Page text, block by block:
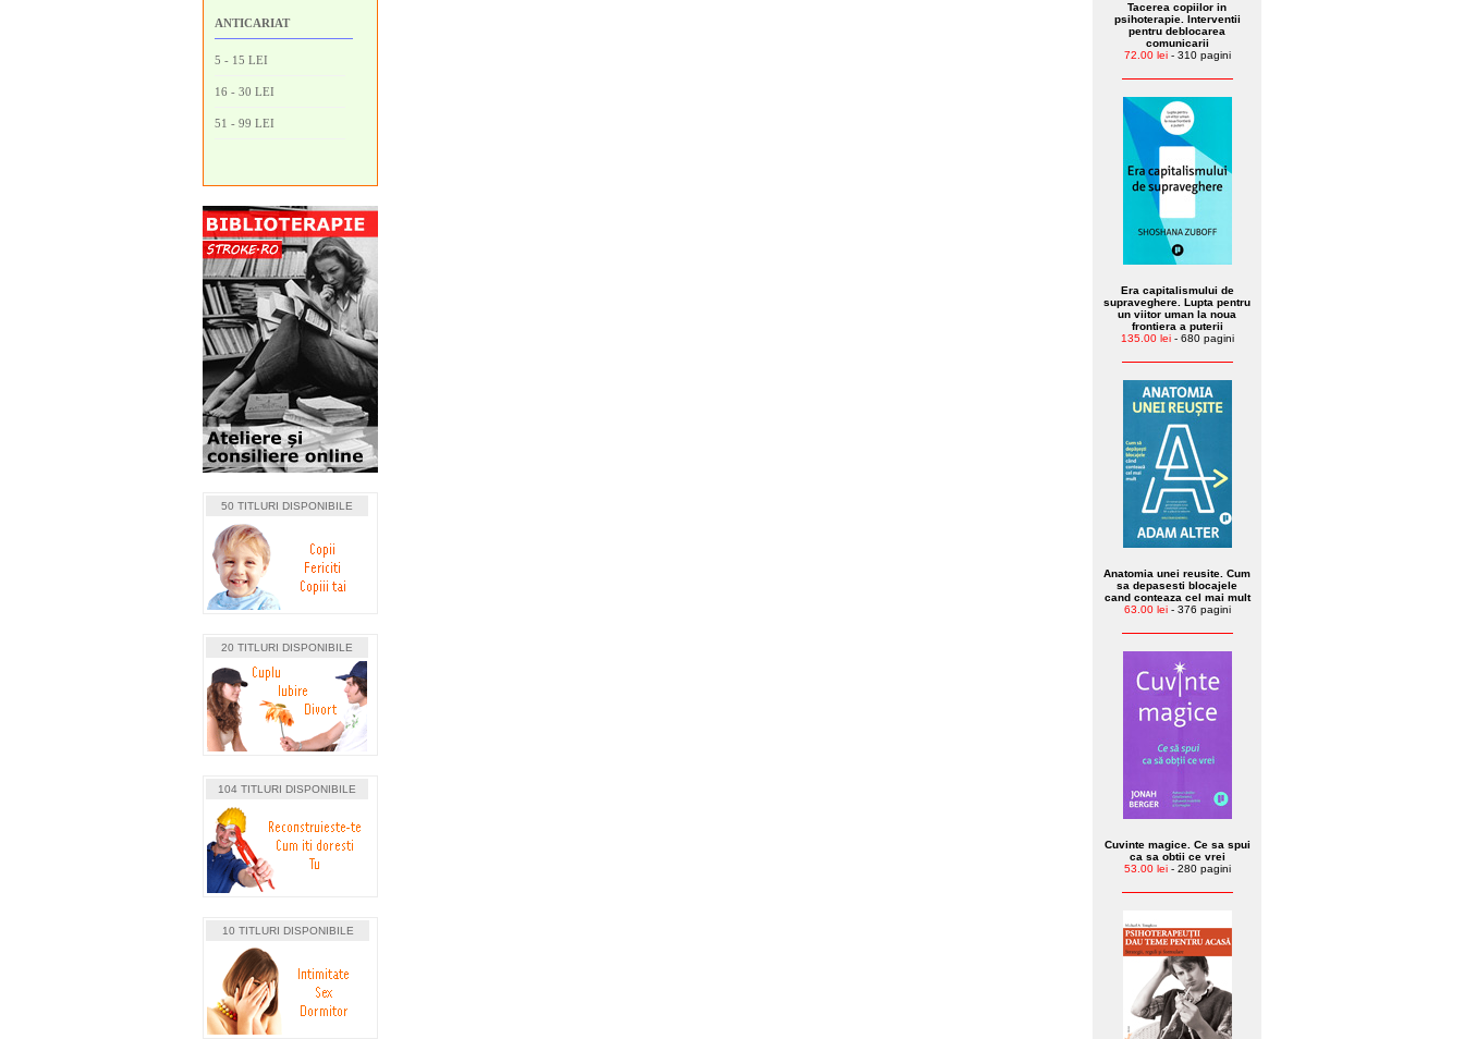
ANTICARIAT
5 - 15 LEI
16 - 30 LEI
51 - 99 LEI
50 TITLURI DISPONIBILE
20 TITLURI DISPONIBILE
104 TITLURI DISPONIBILE
10 TITLURI DISPONIBILE
Tacerea copiilor in
psihoterapie. Interventii
pentru deblocarea
comunicarii
72.00 lei- 310 pagini
Era capitalismului de
supraveghere. Lupta pentru
un viitor uman la noua
frontiera a puterii
135.00 lei- 680 pagini
Anatomia unei reusite. Cum
sa depasesti blocajele
cand conteaza cel mai mult
63.00 lei- 376 pagini
Cuvinte magice. Ce sa spui
ca sa obtii ce vrei
53.00 lei- 280 pagini